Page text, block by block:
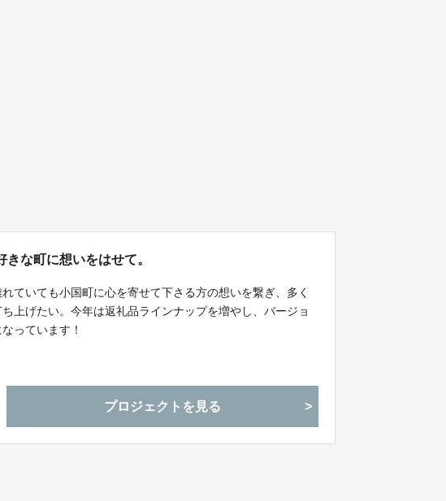
きな町に想いをはせて。
ていても小国町に心を寄せて下さる方の想いを繋ぎ、多く
上げたい。今年は返礼品ラインナップを増やし、バージョ
っています！
プロジェクトを見る